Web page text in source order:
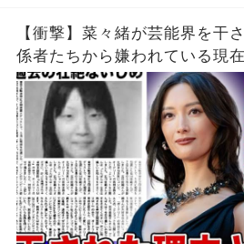
【衝撃】菜々緒が芸能界を干
係者たちから嫌われている現
い！！詐欺被害にまで遭って
の壮絶ないじめに一同驚愕！